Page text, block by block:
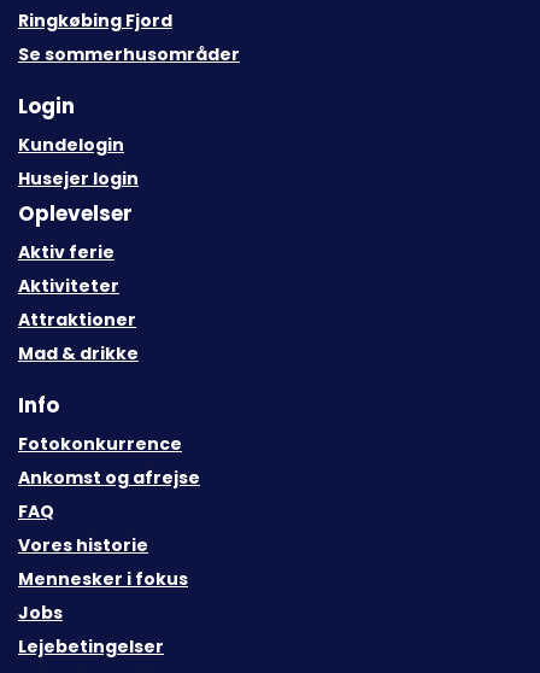
Ringkøbing Fjord
Se sommerhusområder
Login
Kundelogin
Husejer login
Oplevelser
Aktiv ferie
Aktiviteter
Attraktioner
Mad & drikke
Info
Fotokonkurrence
Ankomst og afrejse
FAQ
Vores historie
Mennesker i fokus
Jobs
Lejebetingelser